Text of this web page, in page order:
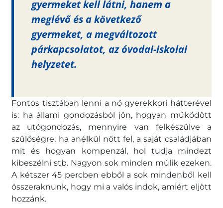
gyermeket kell látni, hanem a
meglévő és a következő
gyermeket, a megváltozott
párkapcsolatot, az óvodai-iskolai
helyzetet.
Fontos tisztában lenni a nő gyerekkori hátterével
is: ha állami gondozásból jön, hogyan működött
az utógondozás, mennyire van felkészülve a
szülőségre, ha anélkül nőtt fel, a saját családjában
mit és hogyan kompenzál, hol tudja mindezt
kibeszélni stb. Nagyon sok minden múlik ezeken.
A kétszer 45 percben ebből a sok mindenből kell
összeraknunk, hogy mi a valós indok, amiért eljött
hozzánk.